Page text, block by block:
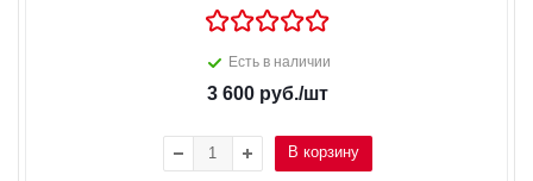
Есть в наличии
3 600руб./шт
В корзину